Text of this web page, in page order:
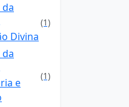
Divina
(1)
e
(1)